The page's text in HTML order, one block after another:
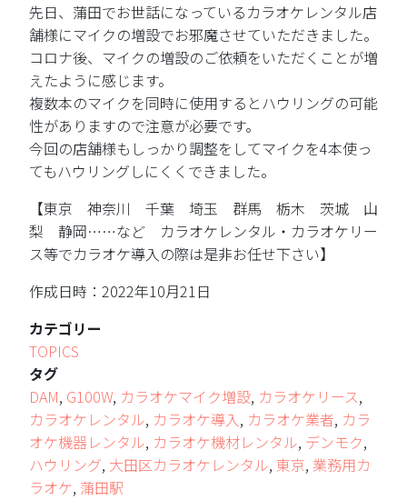
先日、蒲田でお世話になっているカラオケレンタル店
舗様にマイクの増設でお邪魔させていただきました。
コロナ後、マイクの増設のご依頼をいただくことが増
えたように感じます。
複数本のマイクを同時に使用するとハウリングの可能
性がありますので注意が必要です。
今回の店舗様もしっかり調整をしてマイクを4本使っ
てもハウリングしにくくできました。
【東京 神奈川 千葉 埼玉 群馬 栃木 茨城 山
梨 静岡……など カラオケレンタル・カラオケリー
ス等でカラオケ導入の際は是非お任せ下さい】
作成日時：2022年10月21日
カテゴリー
TOPICS
タグ
DAM, G100W, カラオケマイク増設, カラオケリース,
カラオケレンタル, カラオケ導入, カラオケ業者, カラ
オケ機器レンタル, カラオケ機材レンタル, デンモク,
ハウリング, 大田区カラオケレンタル, 東京, 業務用カ
ラオケ, 蒲田駅